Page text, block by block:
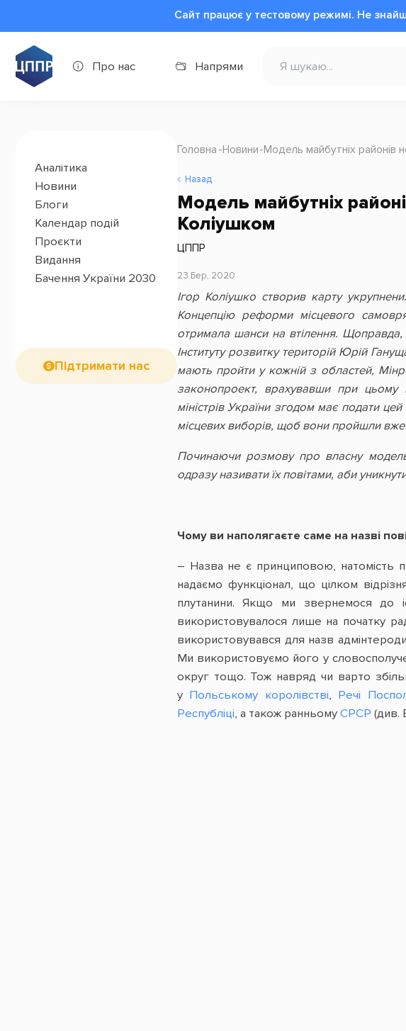
Сайт працює у тестовому режимі. Не
Про нас Напрями
Аналітика
Новини
Блоги
Календар подій
Проєкти
Видання
Бачення України 2030
Підтримати нас
Головна Новини Модель майбутніх районів
Назад
Модель майбутніх
Коліушком
ЦППР
23 Бер, 2020
Ігор Коліушко створив карту
Концепцію реформи місцевого
отримала шанси на втілення.
Інституту розвитку територій Юрій
мають пройти у кожній з областей,
законопроект, врахувавши при цьому
міністрів України згодом має подати
місцевих виборів, щоб вони пройшли вже
Починаючи розмову про власну
одразу називати їх повітами, аби
Чому ви наполягаєте саме на назві
– Назва не є принциповою, натомість
надаємо функціонал, що цілком
плутанини. Якщо ми звернемося до
використовувалося лише на початку
використовувався для назв
Ми використовуємо його у
округ тощо. Тож навряд чи варто
у Польському королівстві, Речі
Республіці, а також ранньому СРСР (див.